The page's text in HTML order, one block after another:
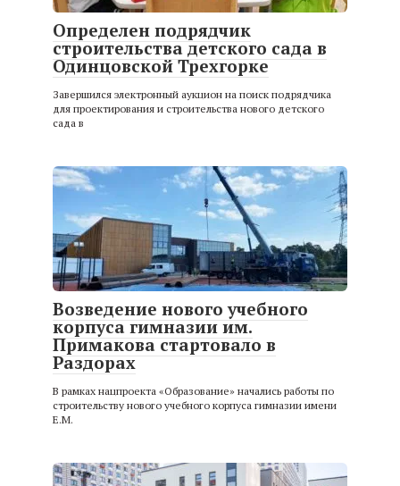
Определен подрядчик
строительства детского сада в
Одинцовской Трехгорке
Завершился электронный аукцион на поиск подрядчика
для проектирования и строительства нового детского
сада в
Возведение нового учебного
корпуса гимназии им.
Примакова стартовало в
Раздорах
В рамках нацпроекта «Образование» начались работы по
строительству нового учебного корпуса гимназии имени
Е.М.